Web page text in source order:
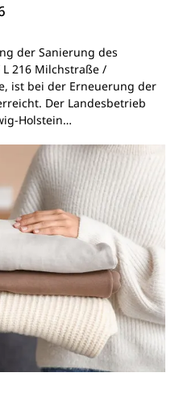
der Sanierung des
216 Milchstraße /
ist bei der Erneuerung der
Der Landesbetrieb
Holstein…